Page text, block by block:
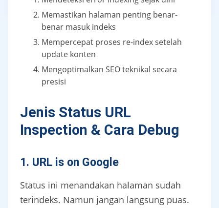
Memastikan halaman penting benar-
benar masuk indeks
Mempercepat proses re-index setelah
update konten
Mengoptimalkan SEO teknikal secara
presisi
Jenis Status URL
Inspection & Cara Debug
1. URL is on Google
Status ini menandakan halaman sudah
terindeks. Namun jangan langsung puas.